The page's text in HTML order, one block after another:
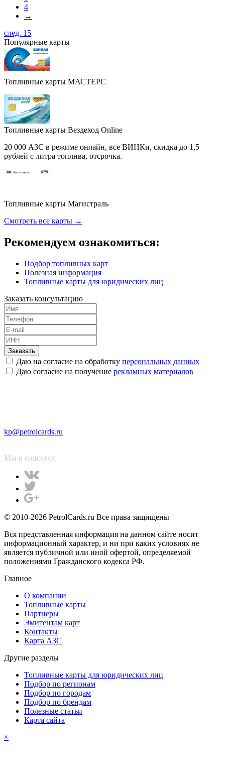
4
→
след. 15
Популярные карты
Топливные карты МАСТЕРС
Топливные карты Вездеход Online
20 000 АЗС в режиме онлайн, все ВИНКи, скидка до 1,5
рублей с литра топлива, отсрочка.
Топливные карты Магистраль
Смотреть все карты →
Рекомендуем ознакомиться:
Подбор топливных карт
Полезная информация
Топливные карты для юридических лиц
Заказать консультацию
Заказать
Даю на согласие на обработку персональных данных
Даю согласие на получение рекламных материалов
kp@petrolcards.ru
Мы в соцсетях:
© 2010-2026 PetrolCards.ru Все права защищены
Вся представленная информация на данном сайте носит
информационный характер, и ни при каких условиях не
является публичной или иной офертой, определяемой
положениями Гражданского кодекса РФ.
Главное
О компании
Топливные карты
Партнеры
Эмитентам карт
Контакты
Карта АЗС
Другие разделы
Топливные карты для юридических лиц
Подбор по регионам
Подбор по городам
Подбор по брендам
Полезные статьи
Карта сайта
×